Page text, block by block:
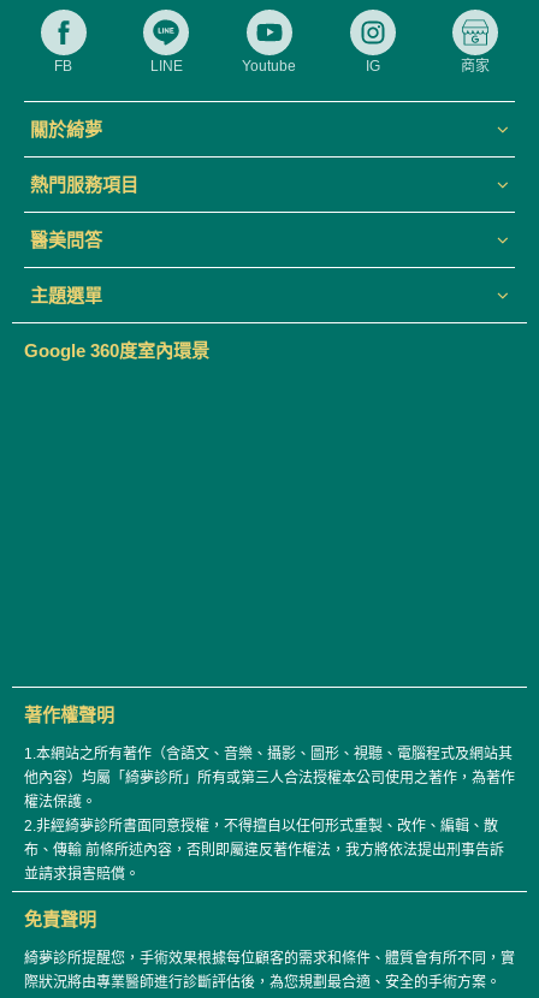
FB LINE Youtube IG 商家
關於綺夢
熱門服務項目
醫美問答
主題選單
Google 360度室內環景
著作權聲明
1.本網站之所有著作（含語文、音樂、攝影、圖形、視聽、電腦程式及網站其
他內容）均屬「綺夢診所」所有或第三人合法授權本公司使用之著作，為著作
權法保護。
2.非經綺夢診所書面同意授權，不得擅自以任何形式重製、改作、編輯、散
布、傳輸 前條所述內容，否則即屬違反著作權法，我方將依法提出刑事告訴
並請求損害賠償。
免責聲明
綺夢診所提醒您，手術效果根據每位顧客的需求和條件、體質會有所不同，實
際狀況將由專業醫師進行診斷評估後，為您規劃最合適、安全的手術方案。